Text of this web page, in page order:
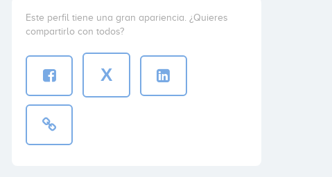
Este perfil tiene una gran apariencia. ¿Quieres
compartirlo con todos?
X